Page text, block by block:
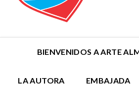
BIENVENIDOS A ARTE
LA AUTORA EMBAJADA